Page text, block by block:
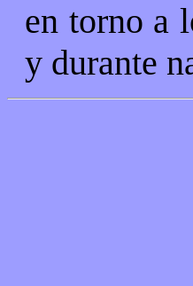
en torno a
y durante